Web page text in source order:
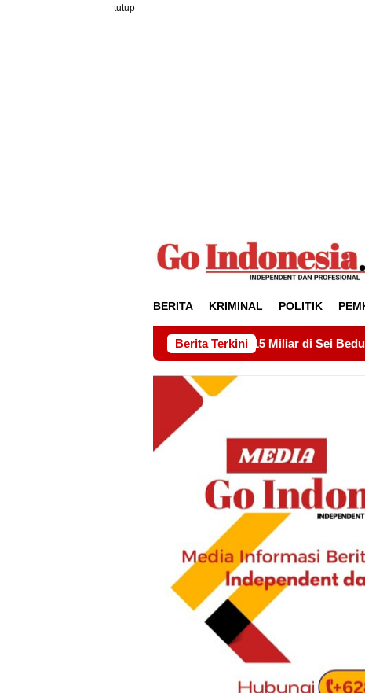
tutup
BERITA KRIMINAL POLITIK
Berita Terkini
Drainase Rp15 Miliar di Sei Beduk, Ini Permintaan AMSBP